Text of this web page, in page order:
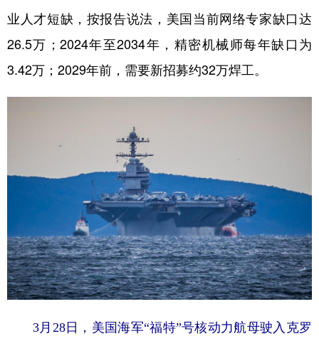
业人才短缺，按报告说法，美国当前网络专家缺口达
26.5万；2024年至2034年，精密机械师每年缺口为
3.42万；2029年前，需要新招募约32万焊工。
3月28日，美国海军“福特”号核动力航母驶入克罗